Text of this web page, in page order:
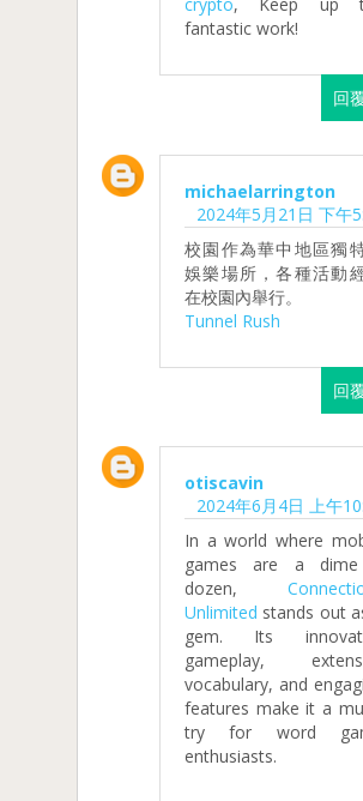
fantastic work!
回
michaelarrington
2024年5月21日 下午
校園作為華中地區獨
娛樂場所，各種活動
在校園內舉行。
Tunnel Rush
回
otiscavin
2024年6月4日 上午
In a world where
games are a
dozen,
Unlimited stands out
gem. Its
gameplay,
vocabulary, and
features make it a
try for word
enthusiasts.